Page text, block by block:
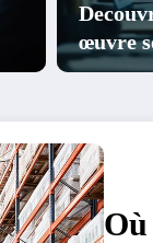
œuvre
retours
Où